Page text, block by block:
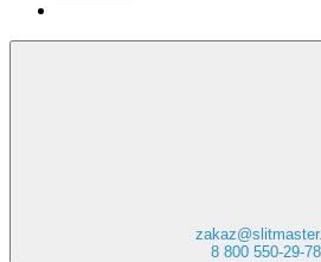
8 800 550-29-78